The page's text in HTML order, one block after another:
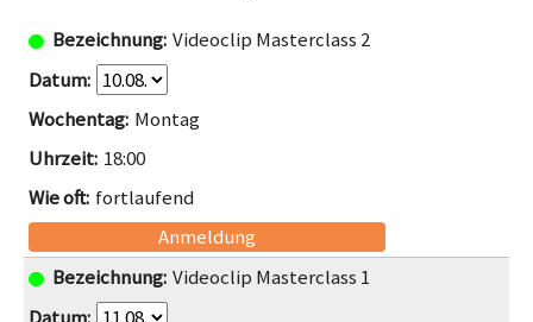
Videoclip Masterclass 2
Montag
18:00
fortlaufend
Anmeldung
Videoclip Masterclass 1